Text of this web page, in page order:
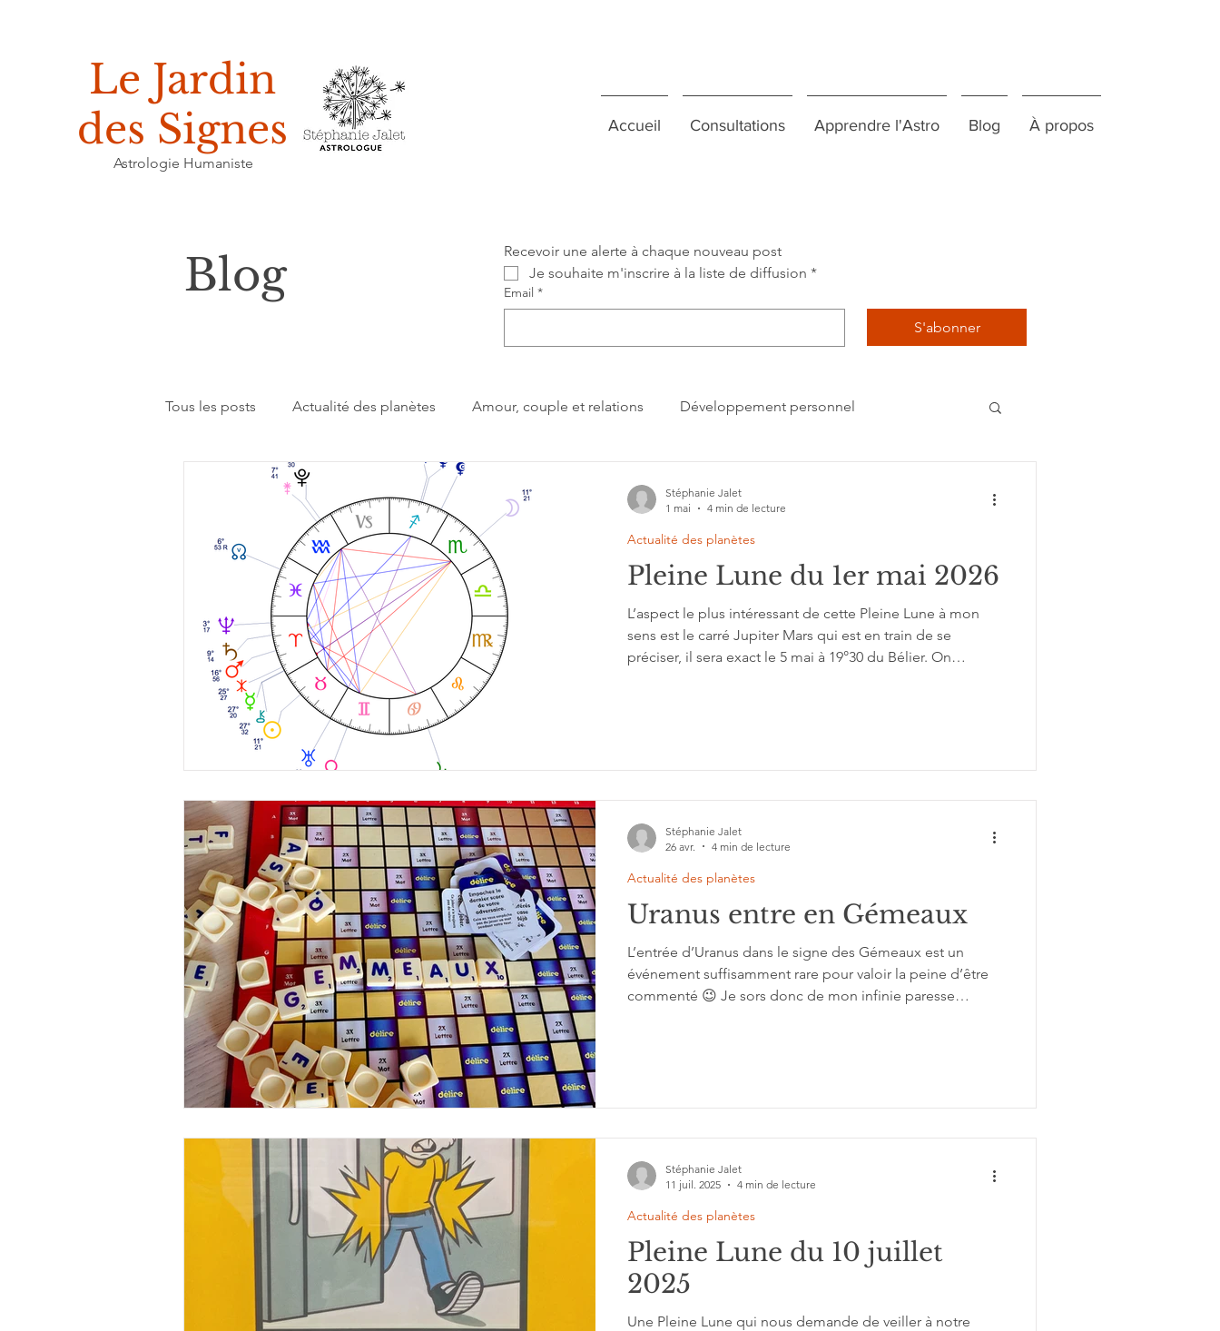
Le Jardin
des Signes
Astrologie Humaniste
Accueil Consultations Apprendre l'Astro Blog À propos
Blog
Recevoir une alerte à chaque nouveau post
Je souhaite m'inscrire à la liste de diffusion *
Email *
S'abonner
Tous les posts Actualité des planètes Amour, couple et relations Développement personnel
Enseignements Humeur du jour
Réflexion sur la pratique astrologi Signes du zodiaque
Rencontrons-nous Pistes d'interprétation
Pleine Lune du 1er mai 2026
L’aspect le plus intéressant de cette Pleine Lune à mon
sens est le carré Jupiter Mars qui est en train de se
préciser, il sera exact le 5 mai à 19°30 du Bélier. On
côté et d'émerger des douceurs et douleurs de l’enfance.
Actualité des planètes
Stéphanie Jalet
1 mai
4 min de lecture
Uranus entre en Gémeaux
L’entrée d’Uranus dans le signe des Gémeaux est un
événement suffisamment rare pour valoir la peine d’être
commenté 😉 Je sors donc de mon infinie paresse
Actualité des planètes
Stéphanie Jalet
26 avr.
4 min de lecture
Pleine Lune du 10 juillet
2025
Une Pleine Lune qui nous demande de veiller à notre
Actualité des planètes
Stéphanie Jalet
11 juil. 2025
4 min de lecture